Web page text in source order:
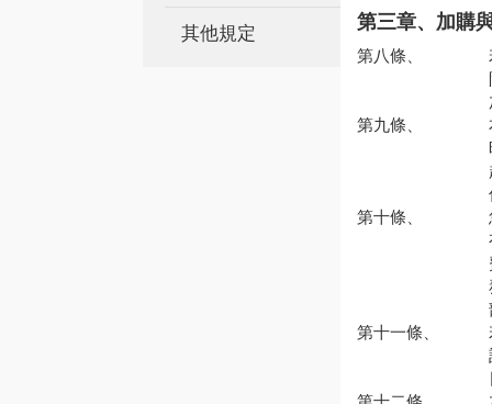
其他規定
第三章、加購
第八條、
第九條、
第十條、
第十一條、